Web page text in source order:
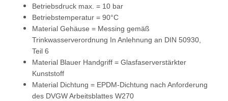
Betriebsdruck max. = 10 bar
Betriebstemperatur = 90°C
Material Gehäuse = Messing gemäß
Trinkwasserverordnung In Anlehnung an DIN 50930,
Teil 6
Material Blauer Handgriff = Glasfaserverstärkter
Kunststoff
Material Dichtung = EPDM-Dichtung nach Anforderung
des DVGW Arbeitsblattes W270